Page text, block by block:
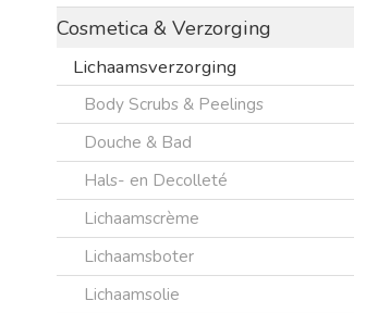
Cosmetica & Verzorging
Lichaamsverzorging
Body Scrubs & Peelings
Douche & Bad
Hals- en Decolleté
Lichaamscrème
Lichaamsboter
Lichaamsolie